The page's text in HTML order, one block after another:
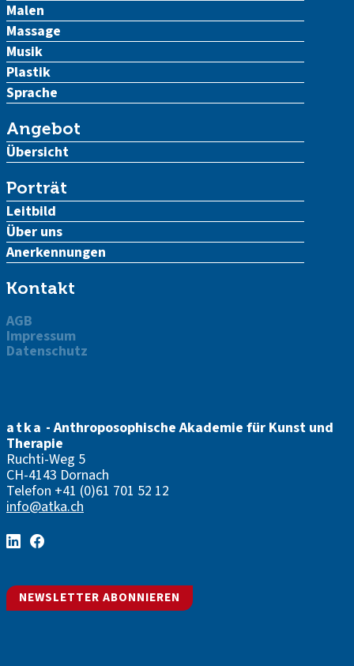
Malen
Massage
Musik
Plastik
Sprache
Angebot
Übersicht
Porträt
Leitbild
Über uns
Anerkennungen
Kontakt
AGB
Impressum
Datenschutz
atka - Anthroposophische Akademie für Kunst und
Therapie
Ruchti-Weg 5
CH-4143 Dornach
Telefon +41 (0)61 701 52 12
info@atka.ch
NEWSLETTER ABONNIEREN